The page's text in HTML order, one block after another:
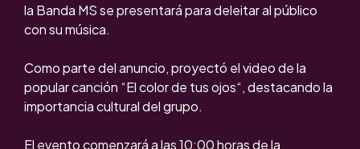
la Banda MS se presentará para deleitar al público
con su música.
Como parte del anuncio, proyectó el video de la
popular canción “El color de tus ojos“, destacando la
importancia cultural del grupo.
El evento comenzará a las 10:00 horas de la